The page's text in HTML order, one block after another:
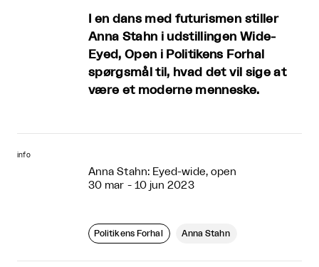
I en dans med futurismen stiller
Anna Stahn i udstillingen Wide-
Eyed, Open i Politikens Forhal
spørgsmål til, hvad det vil sige at
være et moderne menneske.
info
Anna Stahn: Eyed-wide, open
30 mar - 10 jun 2023
Politikens Forhal Anna Stahn